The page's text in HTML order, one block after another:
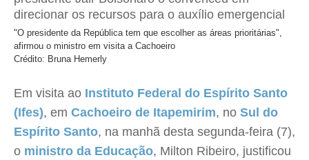
"O presidente da República tem que escolher as áreas prioritárias",
afirmou o ministro em visita a Cachoeiro
Crédito: Bruna Hemerly
Em visita ao Instituto Federal do Espírito Santo
(Ifes), em Cachoeiro de Itapemirim, no Sul do
Espírito Santo, na manhã desta segunda-feira (7),
o ministro da Educação, Milton Ribeiro, justificou